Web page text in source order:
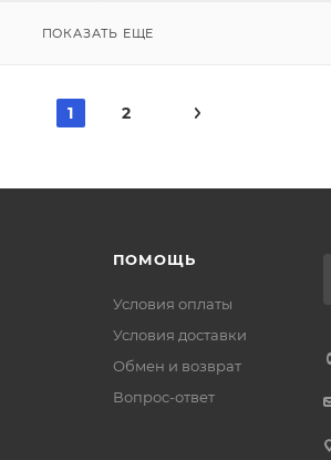
ПОКАЗАТЬ ЕЩЕ
1 2
ПОМОЩЬ
Условия оплаты
Условия доставки
Обмен и возврат
Вопрос-ответ